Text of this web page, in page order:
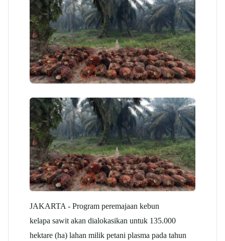
JAKARTA - Program peremajaan kebun
kelapa sawit akan dialokasikan untuk 135.000
hektare (ha) lahan milik petani plasma pada tahun